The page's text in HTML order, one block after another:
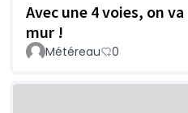
Avec une 4 voies, on
mur !
Météreau 0